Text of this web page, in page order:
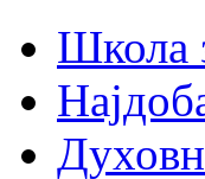
Школа